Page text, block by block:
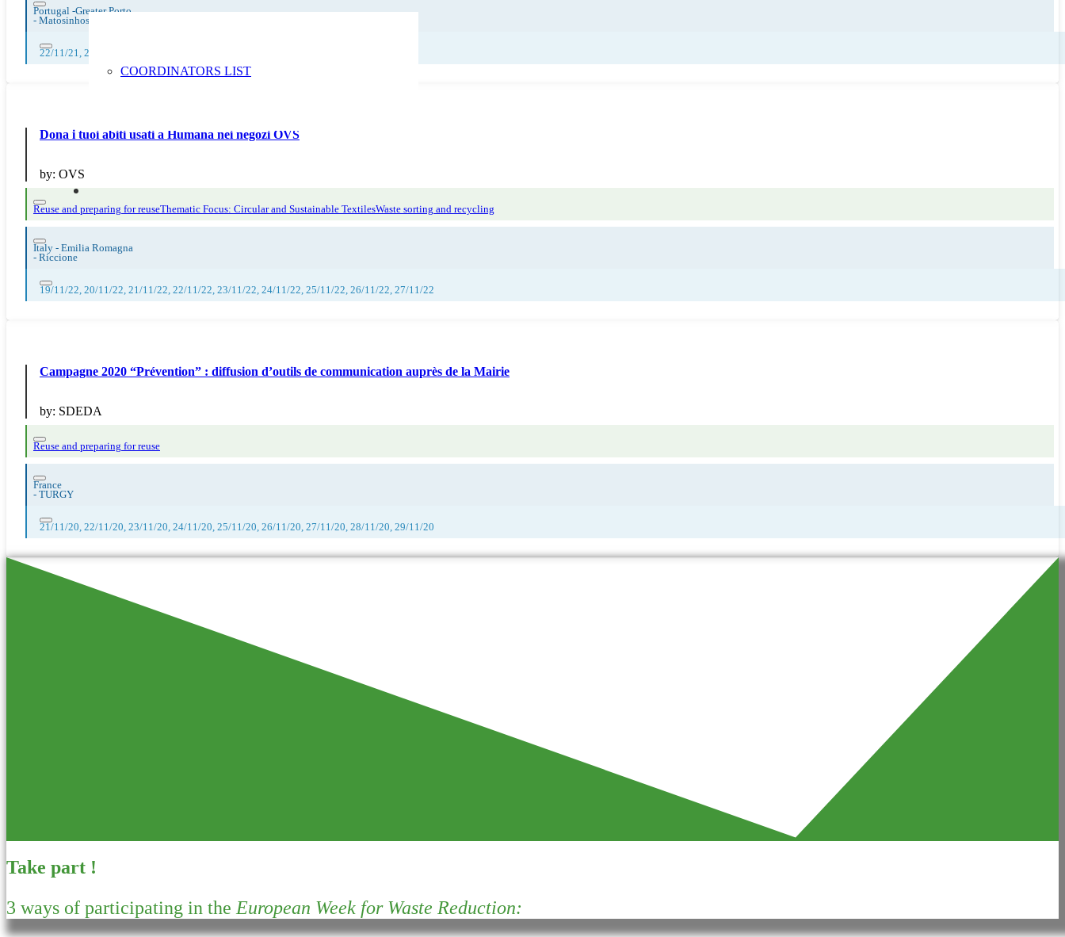
COORDINATORS LIST
Portugal -Greater Porto
- Matosinhos
22/11/21, 23/11/21, 25/11/21
Dona i tuoi abiti usati a Humana nei negozi OVS
by: OVS
Reuse and preparing for reuseThematic Focus: Circular and Sustainable TextilesWaste sorting and recycling
Italy - Emilia Romagna
- Riccione
19/11/22, 20/11/22, 21/11/22, 22/11/22, 23/11/22, 24/11/22, 25/11/22, 26/11/22, 27/11/22
Campagne 2020 “Prévention” : diffusion d’outils de communication auprès de la Mairie
by: SDEDA
Reuse and preparing for reuse
France
- TURGY
21/11/20, 22/11/20, 23/11/20, 24/11/20, 25/11/20, 26/11/20, 27/11/20, 28/11/20, 29/11/20
Take part !
3 ways of participating in the European Week for Waste Reduction: